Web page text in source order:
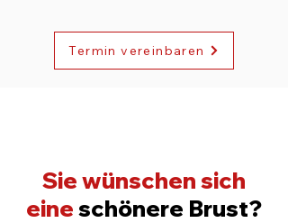
Termin vereinbaren
Sie wünschen sich
eineschönere Brust?